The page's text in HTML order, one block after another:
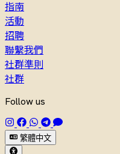
指南
活動
招聘
聯繫我們
社群準則
社群
Follow us
繁體中文